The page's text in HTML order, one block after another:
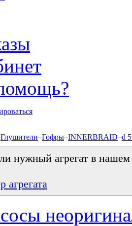
Глушители–Гофры–INNERBRAID–d
нужный агрегат в нашем
агрегата